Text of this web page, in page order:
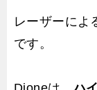
レーザーによ
です。